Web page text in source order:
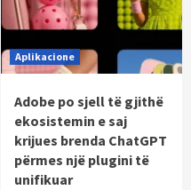
Aplikacione
Adobe po sjell të gjithë
ekosistemin e saj
krijues brenda ChatGPT
përmes një plugini të
unifikuar